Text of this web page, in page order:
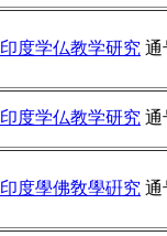
印度学仏教学研究
印度学仏教学研究
印度學佛敎學硏究